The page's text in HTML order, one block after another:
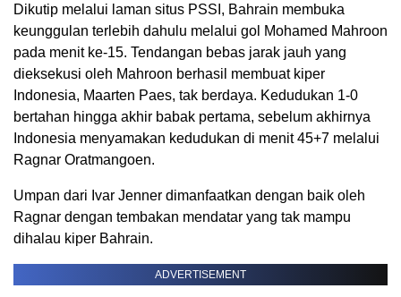
Dikutip melalui laman situs PSSI, Bahrain membuka
keunggulan terlebih dahulu melalui gol Mohamed Mahroon
pada menit ke-15. Tendangan bebas jarak jauh yang
dieksekusi oleh Mahroon berhasil membuat kiper
Indonesia, Maarten Paes, tak berdaya. Kedudukan 1-0
bertahan hingga akhir babak pertama, sebelum akhirnya
Indonesia menyamakan kedudukan di menit 45+7 melalui
Ragnar Oratmangoen.
Umpan dari Ivar Jenner dimanfaatkan dengan baik oleh
Ragnar dengan tembakan mendatar yang tak mampu
dihalau kiper Bahrain.
ADVERTISEMENT